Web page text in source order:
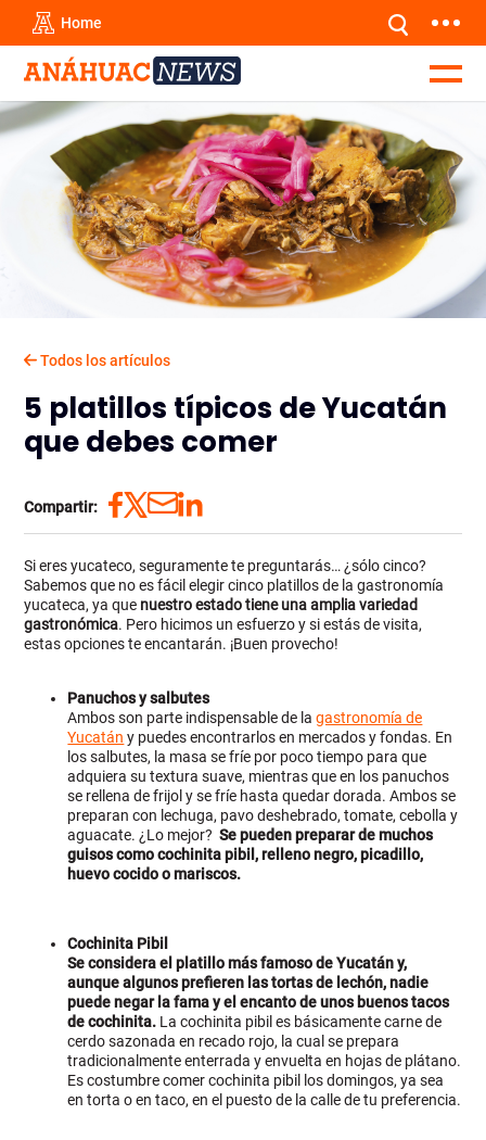
Home
Todos los artículos
5 platillos típicos de Yucatán
que debes comer
Compartir:
Si eres yucateco, seguramente te preguntarás… ¿sólo cinco?
Sabemos que no es fácil elegir cinco platillos de la gastronomía
yucateca, ya que nuestro estado tiene una amplia variedad
gastronómica. Pero hicimos un esfuerzo y si estás de visita,
estas opciones te encantarán. ¡Buen provecho!
Panuchos y salbutes
Ambos son parte indispensable de lagastronomía de
Yucatán y puedes encontrarlos en mercados y fondas. En
los salbutes, la masa se fríe por poco tiempo para que
adquiera su textura suave, mientras que en los panuchos
se rellena de frijol y se fríe hasta quedar dorada. Ambos se
preparan con lechuga, pavo deshebrado, tomate, cebolla y
aguacate. ¿Lo mejor? Se pueden preparar de muchos
guisos como cochinita pibil, relleno negro, picadillo,
huevo cocido o mariscos.
Cochinita Pibil
Se considera el platillo más famoso de Yucatán y,
aunque algunos prefieren las tortas de lechón, nadie
puede negar la fama y el encanto de unos buenos tacos
de cochinita. La cochinita pibil es básicamente carne de
cerdo sazonada en recado rojo, la cual se prepara
tradicionalmente enterrada y envuelta en hojas de plátano.
Es costumbre comer cochinita pibil los domingos, ya sea
en torta o en taco, en el puesto de la calle de tu preferencia.